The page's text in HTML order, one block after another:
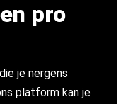
pro
je nergens
platform kan je